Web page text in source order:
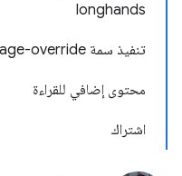
longhands
تنفيذ سمة font-language-override في CSS
محتوى إضافي للقراءة
اشتراك